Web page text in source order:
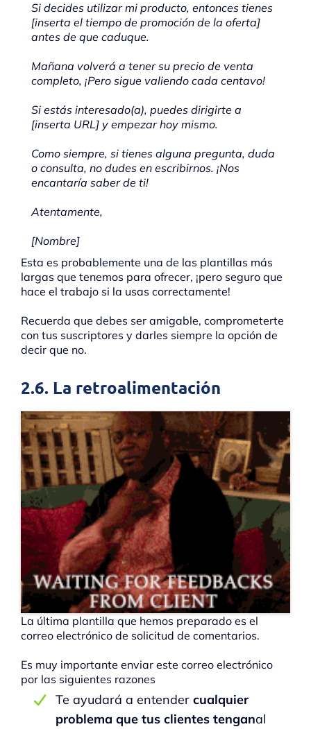
Si decides utilizar mi producto, entonces tienes
[inserta el tiempo de promoción de la oferta]
antes de que caduque.
Mañana volverá a tener su precio de venta
completo, ¡Pero sigue valiendo cada centavo!
Si estás interesado(a), puedes dirigirte a
[inserta URL] y empezar hoy mismo.
Como siempre, si tienes alguna pregunta, duda
o consulta, no dudes en escribirnos. ¡Nos
encantaría saber de ti!
Atentamente,
[Nombre]
Esta es probablemente una de las plantillas más
largas que tenemos para ofrecer, ¡pero seguro que
hace el trabajo si la usas correctamente!
Recuerda que debes ser amigable, comprometerte
con tus suscriptores y darles siempre la opción de
decir que no.
2.6. La retroalimentación
La última plantilla que hemos preparado es el
correo electrónico de solicitud de comentarios.
Es muy importante enviar este correo electrónico
por las siguientes razones
Te ayudará a entender cualquier
problema que tus clientes tenganal